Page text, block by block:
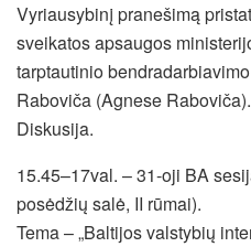
Vyriausybinį pranešimą
sveikatos apsaugos
tarptautinio
Raboviča (Agnese Raboviča).
Diskusija.
15.45–17val. – 31-oji BA
posėdžių salė, II rūmai).
Tema – „Baltijos valstybių